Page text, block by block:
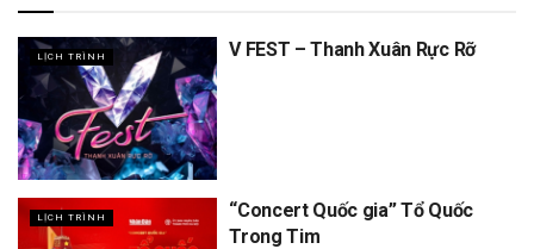
LỊCH TRÌNH V FEST – Thanh Xuân Rực Rỡ
LỊCH TRÌNH
“Concert Quốc gia” Tổ Quốc
Trong Tim